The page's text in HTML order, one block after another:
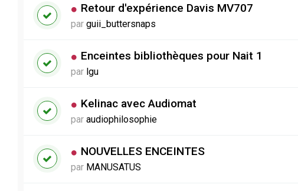
Retour d'expérience Davis MV707
par guii_buttersnaps
Enceintes bibliothèques pour Nait 1
par lgu
Kelinac avec Audiomat
par audiophilosophie
NOUVELLES ENCEINTES
par MANUSATUS